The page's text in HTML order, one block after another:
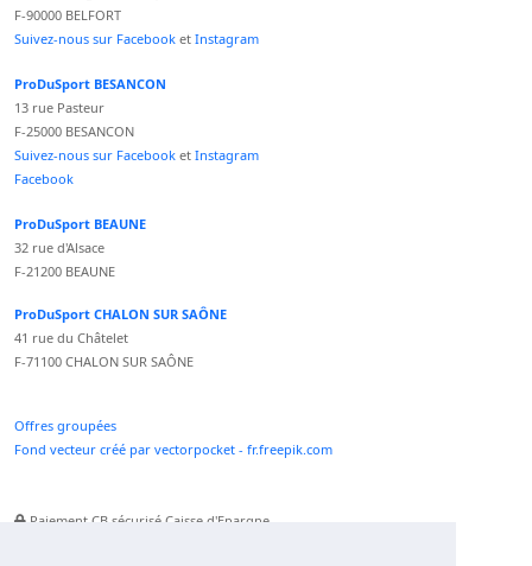
F-90000 BELFORT
Suivez-nous sur Facebook et Instagram
ProDuSport BESANCON
13 rue Pasteur
F-25000 BESANCON
Suivez-nous sur Facebook et Instagram
Facebook
ProDuSport BEAUNE
32 rue d'Alsace
F-21200 BEAUNE
ProDuSport CHALON SUR SAÔNE
41 rue du Châtelet
F-71100 CHALON SUR SAÔNE
Offres groupées
Fond vecteur créé par vectorpocket - fr.freepik.com
Paiement CB sécurisé Caisse d'Epargne